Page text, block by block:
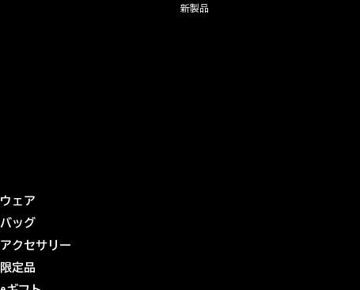
新製品
ウェア
バッグ
アクセサリー
限定品